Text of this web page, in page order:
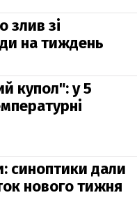
злив зі
на тиждень
купол": у 5
синоптики дали
нового тижня